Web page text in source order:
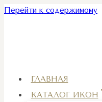
Перейти к содержимому
ГЛАВНАЯ
КАТАЛОГ ИКОН